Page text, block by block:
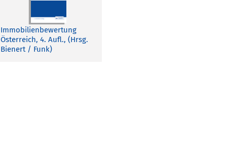
Immobilienbewertung
Österreich, 4. Aufl., (Hrsg.
Bienert / Funk)